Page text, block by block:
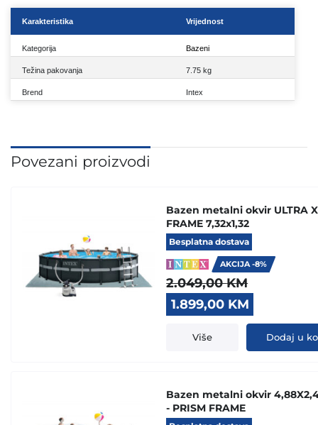
Karakteristika Vrijednost
Kategorija Bazeni
Težina pakovanja 7.75 kg
Brend Intex
Povezani proizvodi
Bazen metalni okvir ULTRA
FRAME 7,32x1,32
Besplatna dostava
AKCIJA -8%
2.049,00KM
Original
price
was:
2.049,00 KM.
1.899,00 KM
price
1.899,00
Više Dodaj u
Bazen metalni okvir
- PRISM FRAME